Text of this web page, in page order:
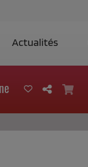
Actualités